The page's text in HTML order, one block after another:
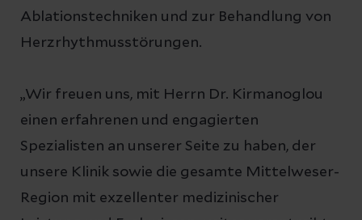
Ablationstechniken und zur Behandlung von
Herzrhythmusstörungen.
„Wir freuen uns, mit Herrn Dr. Kirmanoglou
einen erfahrenen und engagierten
Spezialisten an unserer Seite zu haben, der
unsere Klinik sowie die gesamte Mittelweser-
Region mit exzellenter medizinischer